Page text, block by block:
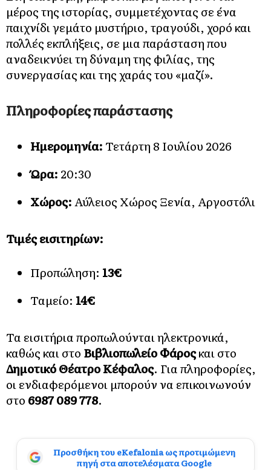
μέρος της ιστορίας, συμμετέχοντας σε ένα
παιχνίδι γεμάτο μυστήριο, τραγούδι, χορό και
πολλές εκπλήξεις, σε μια παράσταση που
αναδεικνύει τη δύναμη της φιλίας, της
συνεργασίας και της χαράς του «μαζί».
Πληροφορίες παράστασης
Ημερομηνία: Τετάρτη 8 Ιουλίου 2026
Ώρα: 20:30
Χώρος:Αύλειος Χώρος Ξενία, Αργοστόλι
Τιμές εισιτηρίων:
Προπώληση: 13€
Ταμείο: 14€
Τα εισιτήρια προπωλούνται ηλεκτρονικά,
καθώς και στο Βιβλιοπωλείο Φάροςκαι στο
Δημοτικό Θέατρο Κέφαλος. Για πληροφορίες,
οι ενδιαφερόμενοι μπορούν να επικοινωνούν
στο 6987 089 778.
Προσθήκη του eKefalonia ως προτιμώμενη
πηγή στα αποτελέσματα Google